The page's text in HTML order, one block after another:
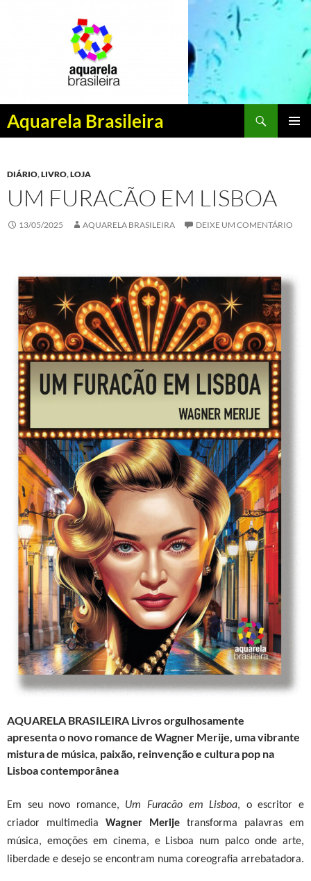
Aquarela Brasileira
Pesquisar
PULAR
CONTEÚDO
DIÁRIO,LIVRO,LOJA
UM FURACÃO EM LISBOA
13/05/2025 AQUARELA BRASILEIRA DEIXE UM COMENTÁRIO
AQUARELA BRASILEIRA Livrosorgulhosamente
apresentao novo romance de Wagner Merije, uma vibrante
mistura de música, paixão, reinvenção e cultura pop na
Lisboa contemporânea
Em seu novo romance, Um Furacão em Lisboa, o escritor e
criador multimedia Wagner Merije transforma palavras em
música, emoções em cinema, e Lisboa num palco onde arte,
liberdade e desejo se encontram numa coreografia arrebatadora.